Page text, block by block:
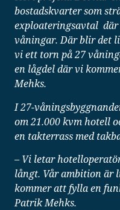
bostadskvarter som
exploateringsavtal där
våningar. Där blir det
vi ett torn på 27
en lågdel där vi
Mehks.
I 27-
om 21.000 kvm hotell
en takterrass med
– Vi letar
långt. Vår ambition är
kommer att fylla en
Patrik Mehks.